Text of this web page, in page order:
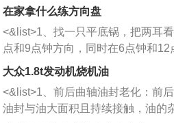
者是细棍，直接将杂物给取出来，
堵塞情况比较严重，也可以采取应
施。 <&list>2、直接利用木棍将所
杂物推到排气管里面的位置处，然
三元催化器拆解开，就可以将堵塞
西取出来。但如果是因为积碳过多
的堵塞，就需要将三元催化器泡在
在家拿什么练方向盘
<&list>1、找一只平底锅，把两耳
点和9点钟方向，同时在6点钟和12
方向做一个标记。 <&list>2、双手握
一圈半的练习，往右同样也要打相
圈数。 <&list>3、最后强调要反复
大众1.8t发动机烧机油
<&list>1、前后曲轴油封老化：前
油封与油大面积且持续接触，油的